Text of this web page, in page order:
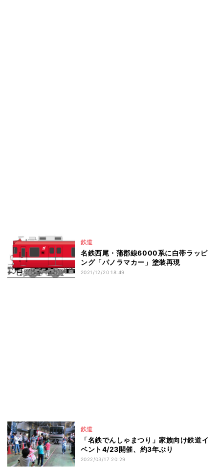
鉄道
名鉄西尾・蒲郡線6000系に白帯ラッピ
ング「パノラマカー」塗装再現
2021/12/20 18:49
鉄道
「名鉄でんしゃまつり」家族向け鉄道イ
ベント4/23開催、約3年ぶり
2022/03/17 20:29